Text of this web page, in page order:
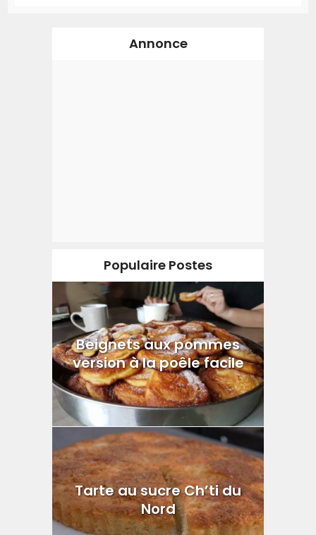
Annonce
Populaire Postes
Beignets aux pommes
version à la poêle facile
Tarte au sucre Ch’ti du
Nord